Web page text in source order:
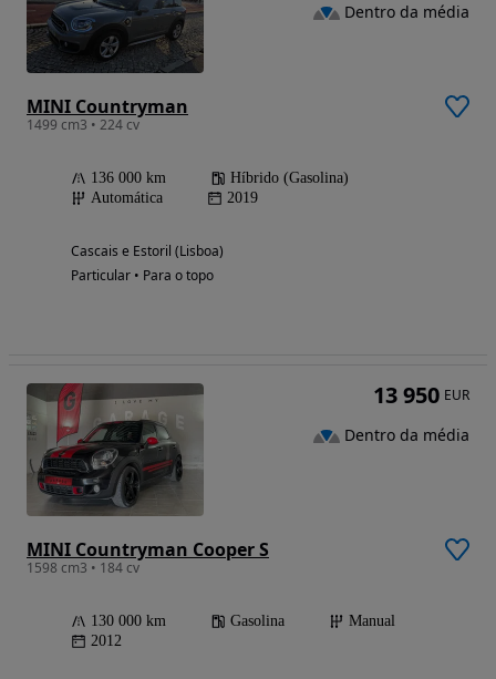
MINI Countryman
1499 cm3 • 224 cv
136 000 km
Híbrido (Gasolina)
Automática
2019
Cascais e Estoril (Lisboa)
Particular • Para o topo
Dentro da média
MINI Countryman Cooper S
1598 cm3 • 184 cv
130 000 km Gasolina
Manual
2012
13 950 EUR
Dentro da média